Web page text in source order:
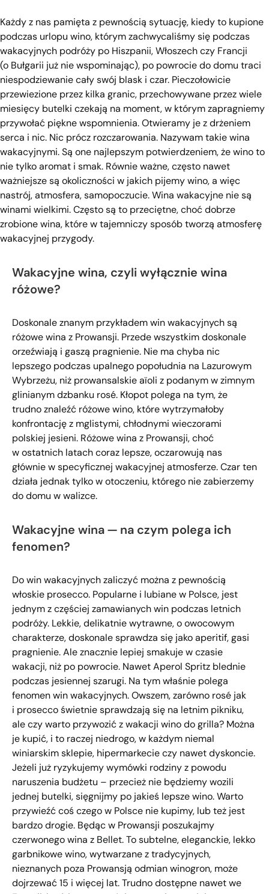
Każdy z nas pamięta z pewnością sytuację, kiedy to kupione
podczas urlopu wino, którym zachwycaliśmy się podczas
wakacyjnych podróży po Hiszpanii, Włoszech czy Francji
(o Bułgarii już nie wspominając), po powrocie do domu traci
niespodziewanie cały swój blask i czar. Pieczołowicie
przewiezione przez kilka granic, przechowywane przez wiele
miesięcy butelki czekają na moment, w którym zapragniemy
przywołać piękne wspomnienia. Otwieramy je z drżeniem
serca i nic. Nic prócz rozczarowania. Nazywam takie wina
wakacyjnymi. Są one najlepszym potwierdzeniem, że wino to
nie tylko aromat i smak. Równie ważne, często nawet
ważniejsze są okoliczności w jakich pijemy wino, a więc
nastrój, atmosfera, samopoczucie. Wina wakacyjne nie są
winami wielkimi. Często są to przeciętne, choć dobrze
zrobione wina, które w tajemniczy sposób tworzą atmosferę
wakacyjnej przygody.
Wakacyjne wina, czyli wyłącznie wina
różowe?
Doskonale znanym przykładem win wakacyjnych są
różowe wina z Prowansji. Przede wszystkim doskonale
orzeźwiają i gaszą pragnienie. Nie ma chyba nic
lepszego podczas upalnego popołudnia na Lazurowym
Wybrzeżu, niż prowansalskie aïoli z podanym w zimnym
glinianym dzbanku rosé. Kłopot polega na tym, że
trudno znaleźć różowe wino, które wytrzymałoby
konfrontację z mglistymi, chłodnymi wieczorami
polskiej jesieni. Różowe wina z Prowansji, choć
w ostatnich latach coraz lepsze, oczarowują nas
głównie w specyficznej wakacyjnej atmosferze. Czar ten
działa jednak tylko w otoczeniu, którego nie zabierzemy
do domu w walizce.
Wakacyjne wina — na czym polega ich
fenomen?
Do win wakacyjnych zaliczyć można z pewnością
włoskie prosecco. Popularne i lubiane w Polsce, jest
jednym z częściej zamawianych win podczas letnich
podróży. Lekkie, delikatnie wytrawne, o owocowym
charakterze, doskonale sprawdza się jako aperitif, gasi
pragnienie. Ale znacznie lepiej smakuje w czasie
wakacji, niż po powrocie. Nawet Aperol Spritz blednie
podczas jesiennej szarugi. Na tym właśnie polega
fenomen win wakacyjnych. Owszem, zarówno rosé jak
i prosecco świetnie sprawdzają się na letnim pikniku,
ale czy warto przywozić z wakacji wino do grilla? Można
je kupić, i to raczej niedrogo, w każdym niemal
winiarskim sklepie, hipermarkecie czy nawet dyskoncie.
Jeżeli już ryzykujemy wymówki rodziny z powodu
naruszenia budżetu – przecież nie będziemy wozili
jednej butelki, sięgnijmy po jakieś lepsze wino. Warto
przywieźć coś czego w Polsce nie kupimy, lub też jest
bardzo drogie. Będąc w Prowansji poszukajmy
czerwonego wina z Bellet. To subtelne, eleganckie, lekko
garbnikowe wino, wytwarzane z tradycyjnych,
nieznanych poza Prowansją odmian winogron, może
dojrzewać 15 i więcej lat. Trudno dostępne nawet we